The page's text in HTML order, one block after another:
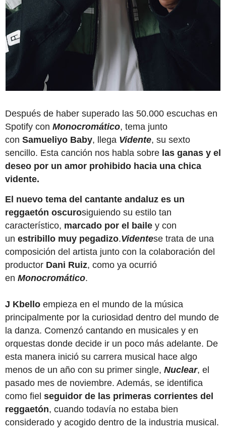
Después de haber superado las 50.000 escuchas en
Spotify con Monocromático, tema junto
con Samueliyo Baby, llega Vidente, su sexto
sencillo. Esta canción nos habla sobre las ganas y el
deseo por un amor prohibido hacia una chica
vidente.
El nuevo tema del cantante andaluz es un
reggaetón oscurosiguiendo su estilo tan
característico, marcado por el baile y con
un estribillo muy pegadizo.Videntese trata de una
composición del artista junto con la colaboración del
productor Dani Ruiz, como ya ocurrió
en Monocromático.
J Kbello empieza en el mundo de la música
principalmente por la curiosidad dentro del mundo de
la danza. Comenzó cantando en musicales y en
orquestas donde decide ir un poco más adelante. De
esta manera inició su carrera musical hace algo
menos de un año con su primer single, Nuclear, el
pasado mes de noviembre. Además, se identifica
como fiel seguidor de las primeras corrientes del
reggaetón, cuando todavía no estaba bien
considerado y acogido dentro de la industria musical.